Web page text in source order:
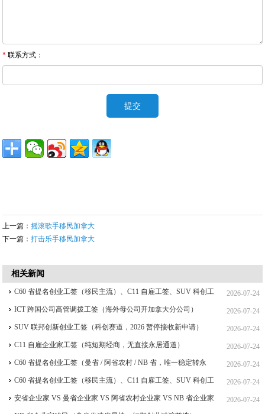
* 联系方式：
上一篇：摇滚歌手移民加拿大
下一篇：打击乐手移民加拿大
相关新闻
2026-07-24
C60 省提名创业工签（移民主流）、C11 自雇工签、SUV 科创工
签、ICT 跨国高管工签比较 2026-07-24
ICT 跨国公司高管调拨工签（海外母公司开加拿大分公司）
2026-07-24
SUV 联邦创新创业工签（科创赛道，2026 暂停接收新申请）
2026-07-24
C11 自雇企业家工签（纯短期经商，无直接永居通道）
2026-07-24
C60 省提名创业工签（曼省 / 阿省农村 / NB 省，唯一稳定转永
居，重点） 2026-07-24
C60 省提名创业工签（移民主流）、C11 自雇工签、SUV 科创工
签、ICT 跨国高管工签 2026-07-24
安省企业家 VS 曼省企业家 VS 阿省农村企业家 VS NB 省企业家